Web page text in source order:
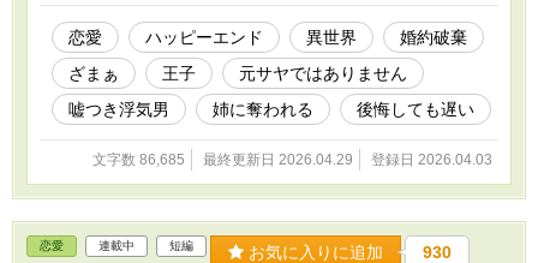
った。「あんな婚約者よりももっといい人がいるはずです！」そう
思ったティファリーは、婚約の破棄に向けて動き出す。 他サイト
様でも投稿しています。
恋愛 ハッピーエンド 異世界
婚約破棄
ざまぁ
王子
元サヤではありません
嘘つき浮気男
姉に奪われる 後悔しても遅い
文字数 86,685 最終更新日 2026.04.29 登録日 2026.04.03
恋愛 連載中 短編 お気に入りに追加 930